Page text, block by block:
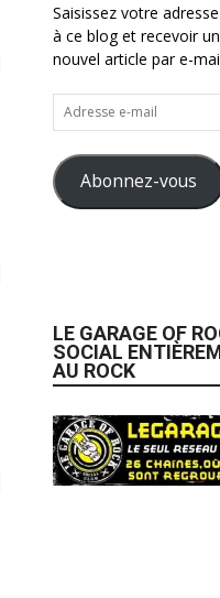
Saisissez votre
à ce blog et recevoir
nouvel article par e-
Adresse
e-
mail
Abonnez-vous
LE GARAGE OF
SOCIAL
AU ROCK